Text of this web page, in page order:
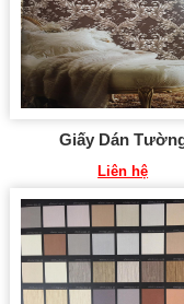
Giấy Dán
Liên hệ